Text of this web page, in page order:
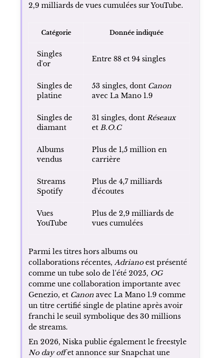
2,9 milliards de vues cumulées sur YouTube.
Catégorie Donnée indiquée
Singles
d'or
Entre 88 et 94 singles
Singles de
platine
53 singles, dont Canon
avec La Mano 1.9
Singles de
diamant
31 singles, dont Réseaux
et B.O.C
Albums
vendus
Plus de 1,5 million en
carrière
Streams
Spotify
Plus de 4,7 milliards
d'écoutes
Vues
YouTube
Plus de 2,9 milliards de
vues cumulées
Parmi les titres hors albums ou
collaborations récentes, Adrianoest présenté
comme un tube solo de l'été 2025, OG
comme une collaboration importante avec
Genezio, et Canonavec La Mano 1.9 comme
un titre certifié single de platine après avoir
franchi le seuil symbolique des 30 millions
de streams.
En 2026, Niska publie également le freestyle
No day offet annonce sur Snapchat une